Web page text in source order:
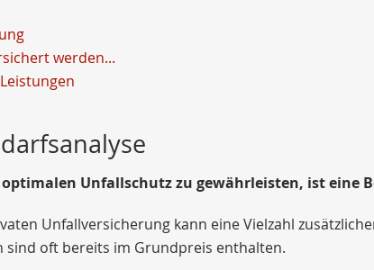
werden...
Unfallschutz zu gewährleisten, ist eine
Unfallversicherung kann eine Vielzahl
sind oft bereits im Grundpreis enthalten.